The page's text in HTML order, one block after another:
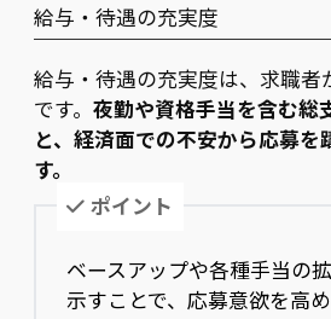
給与・待遇の充実度
給与・待遇の充実度は、求職
です。 夜勤や資格手当を含む総
と、経済面での不安から応募
す。
ポイント
ベースアップや各種手当の
示すことで、応募意欲を高